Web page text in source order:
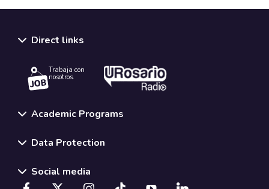
Direct links
Trabaja con
nosotros.
Academic Programs
Data Protection
Social media